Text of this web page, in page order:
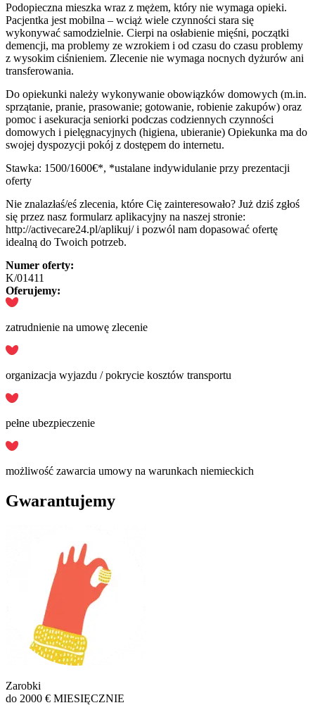
Podopieczna mieszka wraz z mężem, który nie wymaga opieki.
Pacjentka jest mobilna – wciąż wiele czynności stara się
wykonywać samodzielnie. Cierpi na osłabienie mięśni, początki
demencji, ma problemy ze wzrokiem i od czasu do czasu problemy
z wysokim ciśnieniem. Zlecenie nie wymaga nocnych dyżurów ani
transferowania.
Do opiekunki należy wykonywanie obowiązków domowych (m.in.
sprzątanie, pranie, prasowanie; gotowanie, robienie zakupów) oraz
pomoc i asekuracja seniorki podczas codziennych czynności
domowych i pielęgnacyjnych (higiena, ubieranie) Opiekunka ma do
swojej dyspozycji pokój z dostępem do internetu.
Stawka: 1500/1600€*, *ustalane indywidulanie przy prezentacji
oferty
Nie znalazłaś/eś zlecenia, które Cię zainteresowało? Już dziś zgłoś
się przez nasz formularz aplikacyjny na naszej stronie:
http://activecare24.pl/aplikuj/ i pozwól nam dopasować ofertę
idealną do Twoich potrzeb.
Numer oferty:
K/01411
Oferujemy:
zatrudnienie na umowę zlecenie
organizacja wyjazdu / pokrycie kosztów transportu
pełne ubezpieczenie
możliwość zawarcia umowy na warunkach niemieckich
Gwarantujemy
Zarobki
do 2000 € MIESIĘCZNIE